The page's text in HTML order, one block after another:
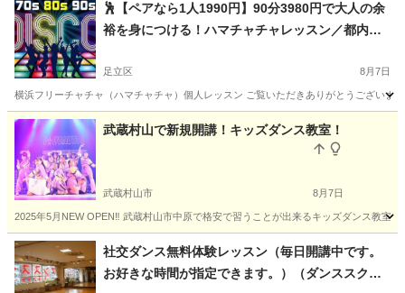
🕺【ペアなら1人1990円】90分3980円で大人の余
裕を身につける！ハマチャチャレッスン／都内・
ッスン
足立区 8月7日
横浜フリーチャチャ（ハマチャチャ）個人レッスン ご覧いただきありがとうございま
東京 足立区 その他 ハマチャチャ
武蔵村山で新規開講！キッズダンス教室！
武蔵村山市 8月7日
2025年5月NEW OPEN‼️ 武蔵村山市中原で格安で習うことが出来るキッズダンス教室
東京 武蔵村山市 ヒップホップ
社交ダンス無料体験レッスン（毎日開講中です。
お好きな時間が指定できます。）（ダンススクー